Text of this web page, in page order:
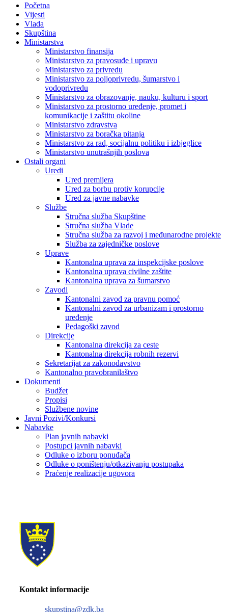
Početna
Vijesti
Vlada
Skupština
Ministarstva
Ministarstvo finansija
Ministarstvo za pravosuđe i upravu
Ministarstvo za privredu
Ministarstvo za poljoprivredu, šumarstvo i
vodoprivredu
Ministarstvo za obrazovanje, nauku, kulturu i sport
Ministarstvo za prostorno uređenje, promet i
komunikacije i zaštitu okoline
Ministarstvo zdravstva
Ministarstvo za boračka pitanja
Ministarstvo za rad, socijalnu politiku i izbjeglice
Ministarstvo unutrašnjih poslova
Ostali organi
Uredi
Ured premijera
Ured za borbu protiv korupcije
Ured za javne nabavke
Službe
Stručna služba Skupštine
Stručna služba Vlade
Stručna služba za razvoj i međunarodne projekte
Služba za zajedničke poslove
Uprave
Kantonalna uprava za inspekcijske poslove
Kantonalna uprava civilne zaštite
Kantonalna uprava za šumarstvo
Zavodi
Kantonalni zavod za pravnu pomoć
Kantonalni zavod za urbanizam i prostorno
uređenje
Pedagoški zavod
Direkcije
Kantonalna direkcija za ceste
Kantonalna direkcija robnih rezervi
Sekretarijat za zakonodavstvo
Kantonalno pravobranilaštvo
Dokumenti
Budžet
Propisi
Službene novine
Javni Pozivi/Konkursi
Nabavke
Plan javnih nabavki
Postupci javnih nabavki
Odluke o izboru ponuđača
Odluke o poništenju/otkazivanju postupaka
Praćenje realizacije ugovora
Kontakt informacije
skupstina@zdk.ba